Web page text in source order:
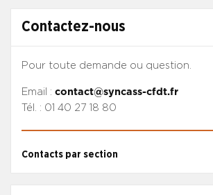
Contactez-nous
Pour toute demande ou question.
Email : contact@syncass-cfdt.fr
Tél. : 01 40 27 18 80
Contacts par section